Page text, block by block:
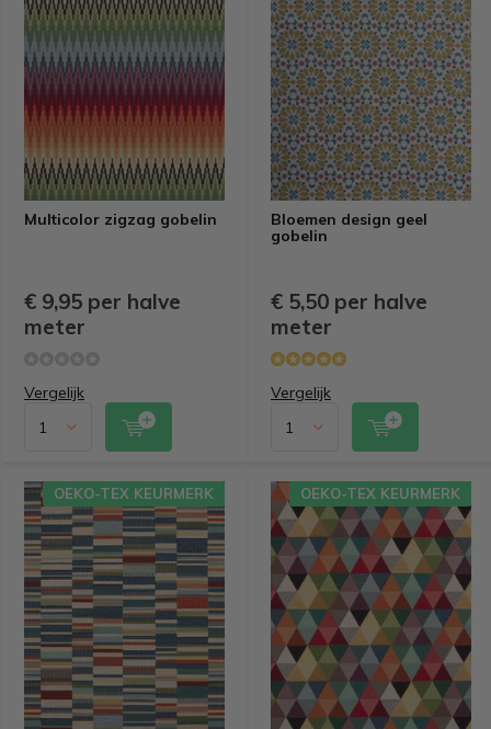
Multicolor zigzag gobelin
€ 9,95 per halve
meter
Vergelijk
Bloemen design geel
gobelin
€ 5,50 per halve
meter
Vergelijk
OEKO-TEX KEURMERK OEKO-TEX KEURMERK